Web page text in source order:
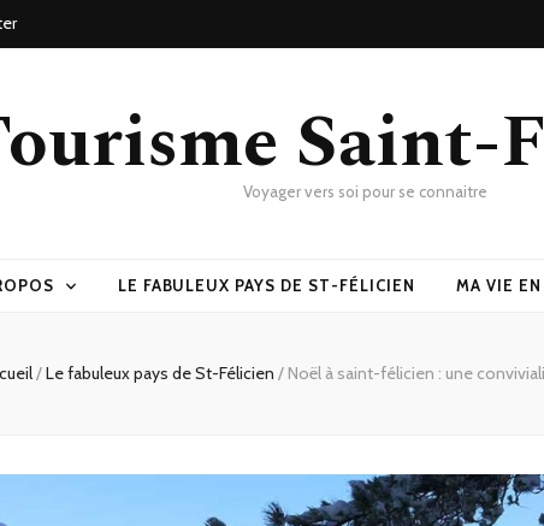
Saint-
Voyager vers soi pour se connaitre
LE FABULEUX PAYS DE ST-FÉLICIEN MA VIE EN
/Le fabuleux pays de St-Félicien / Noël à saint-félicien : une